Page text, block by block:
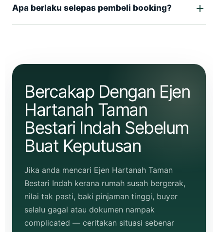
Apa berlaku selepas pembeli booking?
Bercakap Dengan Ejen
Hartanah Taman
Bestari Indah Sebelum
Buat Keputusan
Jika anda mencari Ejen Hartanah Taman
Bestari Indah kerana rumah susah bergerak,
nilai tak pasti, baki pinjaman tinggi, buyer
selalu gagal atau dokumen nampak
complicated — ceritakan situasi sebenar